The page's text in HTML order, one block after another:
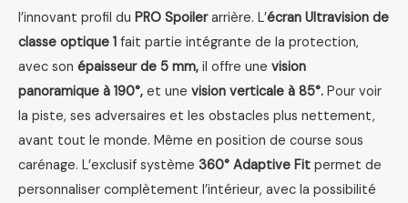
l’innovant profil du PRO Spoilerarrière. L’écran Ultravision de
classe optique 1 fait partie intégrante de la protection,
avec son épaisseur de 5 mm, il offre une vision
panoramique à 190°, et une vision verticale à 85°. Pour voir
la piste, ses adversaires et les obstacles plus nettement,
avant tout le monde. Même en position de course sous
carénage. L’exclusif système 360° Adaptive Fit permet de
personnaliser complètement l’intérieur, avec la possibilité